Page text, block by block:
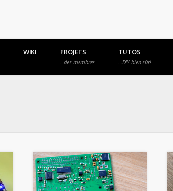
WIKI PROJETS
…des membres
TUTOS
…DIY bien sûr!